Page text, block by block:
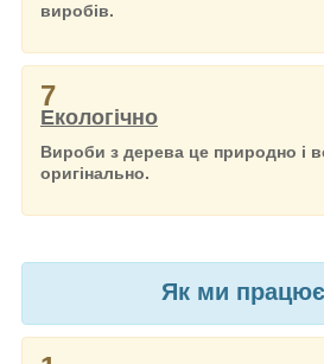
виробів.
7
Екологічно
Вироби з дерева це природно і
оригінально.
Як ми